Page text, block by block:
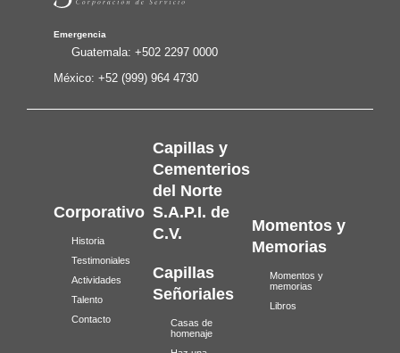
Emergencia
Guatemala: +502 2297 0000
México: +52 (999) 964 4730
Corporativo
Historia
Testimoniales
Actividades
Talento
Contacto
Capillas y
Cementerios
del Norte
S.A.P.I. de
C.V.
Capillas
Señoriales
Casas de
homenaje
Momentos y
Memorias
Momentos y
memorias
Libros